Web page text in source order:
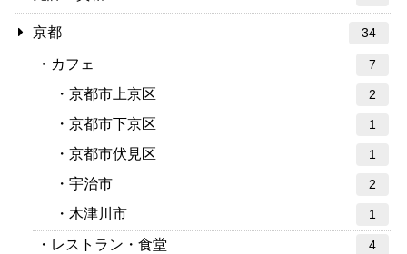
京都 34
カフェ 7
京都市上京区 2
京都市下京区 1
京都市伏見区 1
宇治市 2
木津川市 1
レストラン・食堂 4